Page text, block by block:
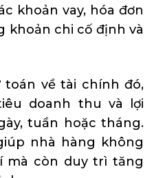
khoản vay, hóa đơn
khoản chi cố định và
về tài chính đó,
doanh thu và lợi
tuần hoặc tháng.
nhà hàng không
mà còn duy trì tăng